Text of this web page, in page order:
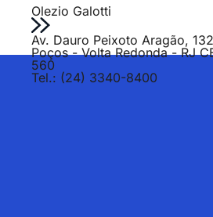
Olezio Galotti
Av. Dauro Peixoto Aragão,
Poços - Volta Redonda - RJ
560
Tel.: (24) 3340-8400